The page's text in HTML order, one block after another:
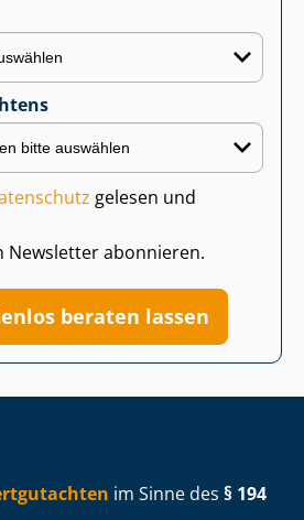
gelesen und
Newsletter abonnieren.
beraten lassen
im Sinne des § 194